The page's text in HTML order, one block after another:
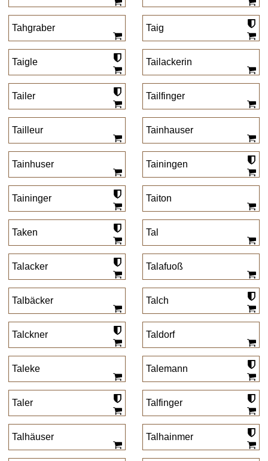
Tahgraber Taig
Taigle Tailackerin
Tailer Tailfinger
Tailleur Tainhauser
Tainhuser Tainingen
Taininger Taiton
Taken Tal
Talacker Talafuoß
Talbäcker Talch
Talckner Taldorf
Taleke Talemann
Taler Talfinger
Talhäuser Talhainmer